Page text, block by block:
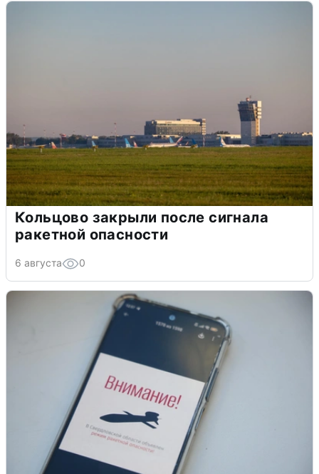
Кольцово закрыли после сигнала
ракетной опасности
6 августа 0